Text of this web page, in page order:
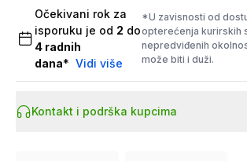
Očekivani rok za
isporuku je od 2 do
4 radnih
dana* Vidi više
*U zavisnosti od
opterećenja kurirskih
nepredviđenih
može biti i duži.
Kontakt i podrška kupcima